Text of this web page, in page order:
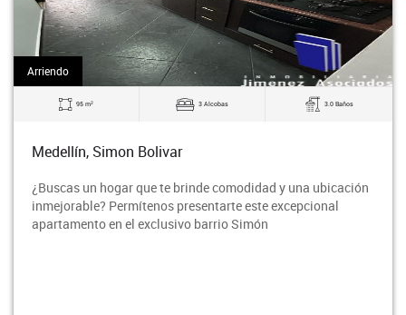
Arriendo
95 m2 3 Alcobas 3.0 Baños
Medellín, Simon Bolivar
¿Buscas un hogar que te brinde comodidad y una ubicación
inmejorable? Permítenos presentarte este excepcional
apartamento en el exclusivo barrio Simón